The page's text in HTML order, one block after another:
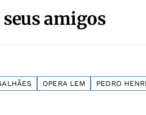
amigos
OPERA LEM PEDRO